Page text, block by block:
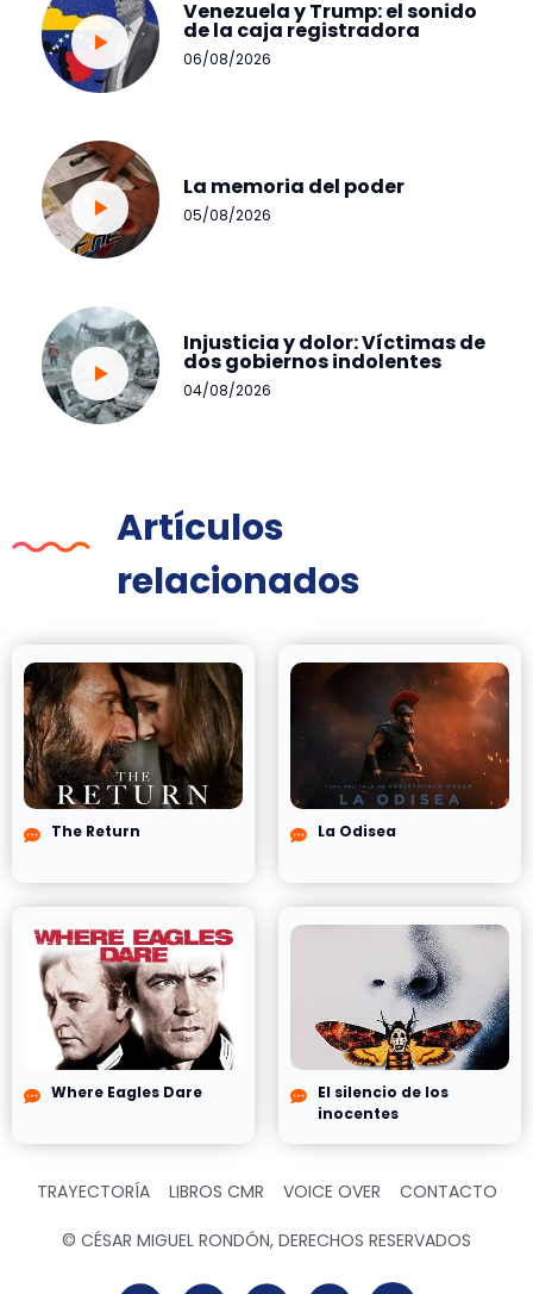
Venezuela y Trump: el sonido
de la caja registradora
06/08/2026
La memoria del poder
05/08/2026
Injusticia y dolor: Víctimas de
dos gobiernos indolentes
04/08/2026
Artículos
relacionados
The Return La Odisea
Where Eagles Dare
El silencio de los
inocentes
TRAYECTORÍA LIBROS CMR VOICE OVER CONTACTO
© CÉSAR MIGUEL RONDÓN, DERECHOS RESERVADOS